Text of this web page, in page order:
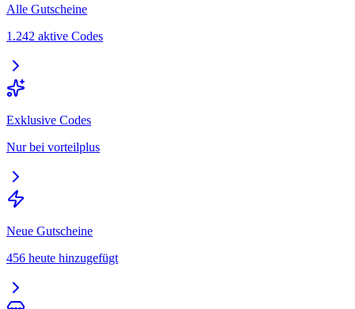
Alle Gutscheine
1.242 aktive Codes
Exklusive Codes
Nur bei vorteilplus
Neue Gutscheine
456 heute hinzugefügt